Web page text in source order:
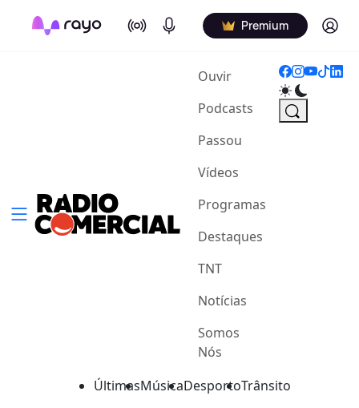
On Air Podcasts Premium Log in
Ouvir(current)
Podcasts
Passou
Vídeos
Programas
Destaques
TNT
Notícias
Somos
Nós
ÚltimasMúsicaDesportoTrânsito